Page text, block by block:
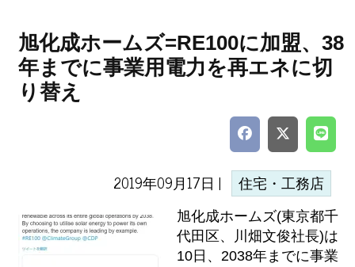
旭化成ホームズ=RE100に加盟、38
年までに事業用電力を再エネに切
り替え
2019年09月17日 | 住宅・工務店
旭化成ホームズ(東京都千
代田区、川畑文俊社長)は
10日、2038年までに事業